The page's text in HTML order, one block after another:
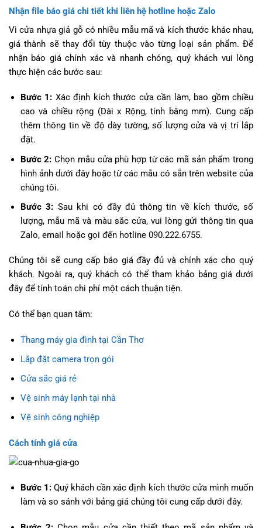
Nhận file báo giá chi tiết khi liên hệ hotline hoặc Zalo
Vì cửa nhựa giả gỗ có nhiều mẫu mã và kích thước khác nhau,
giá thành sẽ thay đổi tùy thuộc vào từng loại sản phẩm. Để
nhận báo giá chính xác và nhanh chóng, quý khách vui lòng
thực hiện các bước sau:
Bước 1: Xác định kích thước cửa cần làm, bao gồm chiều
cao và chiều rộng (Dài x Rộng, tính bằng mm). Cung cấp
thêm thông tin về độ dày tường, số lượng cửa và vị trí lắp
đặt.
Bước 2: Chọn mẫu cửa phù hợp từ các mã sản phẩm trong
hình ảnh dưới đây hoặc từ các mẫu có sẵn trên website của
chúng tôi.
Bước 3: Sau khi có đầy đủ thông tin về kích thước, số
lượng, mẫu mã và màu sắc cửa, vui lòng gửi thông tin qua
Zalo, email hoặc gọi đến hotline 090.222.6755.
Chúng tôi sẽ cung cấp báo giá đầy đủ và chính xác cho quý
khách. Ngoài ra, quý khách có thể tham khảo bảng giá dưới
đây để tính toán chi phí một cách thuận tiện.
Có thể bạn quan tâm:
Thang máy gia đình tại Cần Thơ
Lắp đặt camera trọn gói
Cửa sắc giá rẻ
Vệ sinh máy lạnh tại nhà
Vệ sinh công nghiệp
Cách tính giá cửa
Bước 1:Quý khách cần xác định kích thước cửa mình muốn
làm và so sánh với bảng giá chúng tôi cung cấp dưới đây.